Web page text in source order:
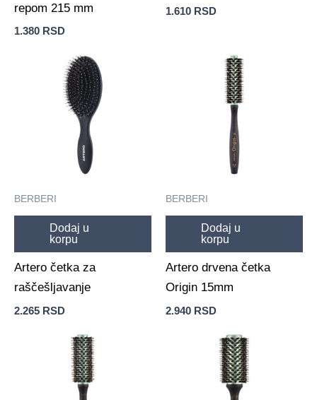
repom 215 mm
1.380 RSD
1.610 RSD
BERBERI
Dodaj u
korpu
Artero četka za
raščešljavanje
2.265 RSD
BERBERI
Dodaj u
korpu
Artero drvena četka
Origin 15mm
2.940 RSD